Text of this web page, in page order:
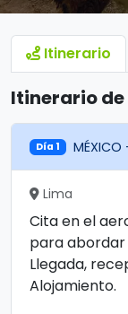
Itinerario
Itinerario
Día 1 MÉXICO
Lima
Cita en el
para abordar
Llegada,
Alojamiento.